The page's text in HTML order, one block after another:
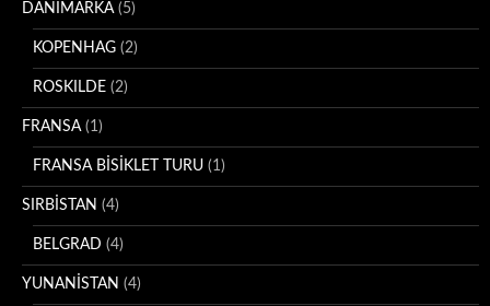
DANİMARKA(5)
KOPENHAG (2)
ROSKILDE (2)
FRANSA(1)
FRANSA BİSİKLET TURU (1)
SIRBİSTAN (4)
BELGRAD (4)
YUNANİSTAN (4)